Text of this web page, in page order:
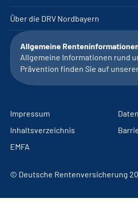
Über die DRV Nordbayern
Allgemeine
Allgemeine Informationen rund
Prävention finden Sie auf
Impressum
Inhaltsverzeichnis
EMFA
© Deutsche Rentenversicherung